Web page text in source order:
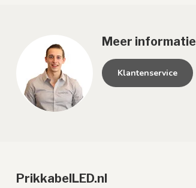
Meer informatie
Klantenservice
PrikkabelLED.nl